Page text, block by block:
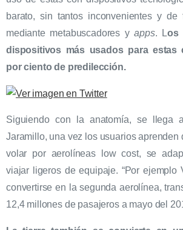
barato, sin tantos inconvenientes y de
mediante metabuscadores yapps. Los
dispositivos más usados para estas
por ciento de predilección.
Siguiendo con la anatomía, se llega
Jaramillo, una vez los usuarios aprenden
volar por aerolíneas low cost, se
viajar ligeros de equipaje. “Por ejemplo
convertirse en la segunda aerolínea,
12,4 millones de pasajeros a mayo del